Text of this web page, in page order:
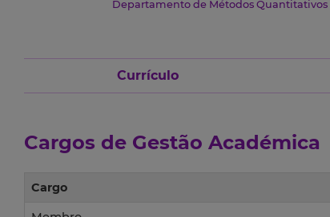
Departamento de Métodos Quantitativos
Currículo
Cargos de Gestão Académica
Cargo